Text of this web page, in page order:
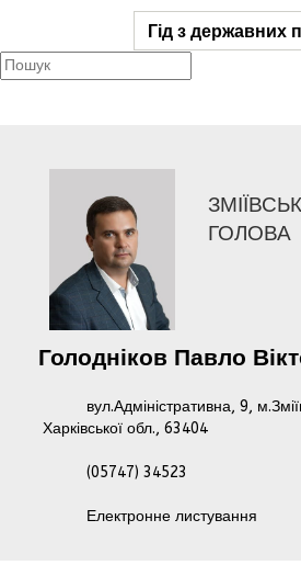
Гід з державних
ГОЛОВА
Голодніков Павло
вул.Адміністративна, 9,
Харківської обл., 63404
(05747) 34523
Електронне листування